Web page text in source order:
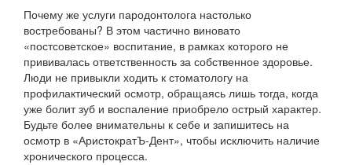
Почему же услуги пародонтолога настолько
востребованы? В этом частично виновато
«постсоветское» воспитание, в рамках которого не
прививалась ответственность за собственное здоровье.
Люди не привыкли ходить к стоматологу на
профилактический осмотр, обращаясь лишь тогда, когда
уже болит зуб и воспаление приобрело острый характер.
Будьте более внимательны к себе и запишитесь на
осмотр в «АристократЪ-Дент», чтобы исключить наличие
хронического процесса.